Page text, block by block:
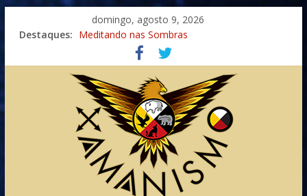
domingo, agosto 9, 2026
Destaques: Meditando nas Sombras
Autosuficiência: A Jornada do Espírito Ancestral
Xamanismo Universal
Totens – Caminho Espiritual – Crescimento
Imaginação na Cura